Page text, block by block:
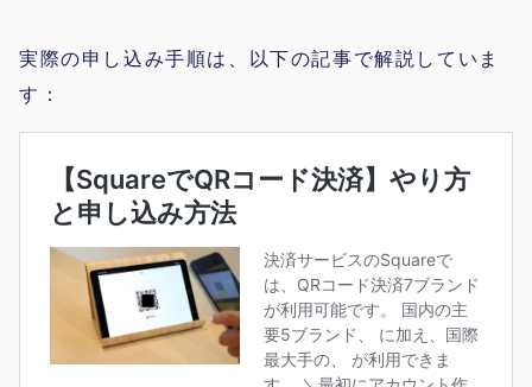
実際の申し込み手順は、以下の記事で解説していま
す：